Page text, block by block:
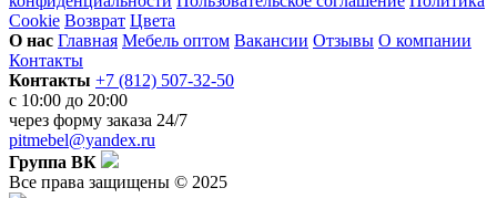
Cookie Возврат Цвета
О нас Главная Мебель оптом Вакансии Отзывы О компании
Контакты
Контакты +7 (812) 507-32-50
с 10:00 до 20:00
через форму заказа 24/7
pitmebel@yandex.ru
Группа ВК
Все права защищены © 2025